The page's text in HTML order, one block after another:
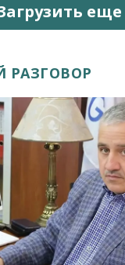
еще
РАЗГОВОР